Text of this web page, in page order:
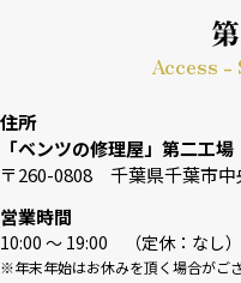
Access -
住所
「ベンツの修理屋」第二工場
〒260-0808 千葉県千葉市中
営業時間
10:00 〜 19:00 （定休：なし）
※年末年始はお休みを頂く場合がご